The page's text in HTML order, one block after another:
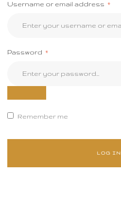
Username or email address *
Password *
Remember me
LOG IN